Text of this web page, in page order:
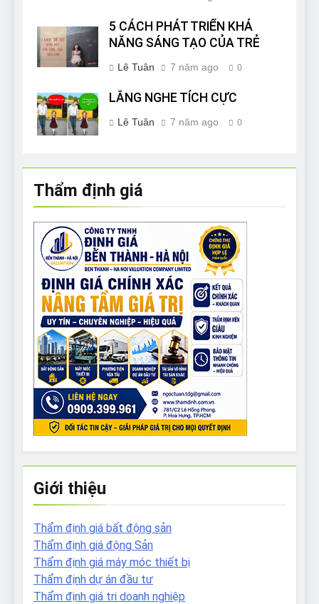
5 CÁCH PHÁT TRIỂN KHẢ
NĂNG SÁNG TẠO CỦA TRẺ
Lê Tuân 7 năm ago 0
LẮNG NGHE TÍCH CỰC
Lê Tuân 7 năm ago 0
Thẩm định giá
Giới thiệu
Thẩm định giá bất động sản
Thẩm định giá động Sản
Thẩm định giá máy móc thiết bị
Thẩm định dự án đầu tư
Thẩm định giá tri doanh nghiệp